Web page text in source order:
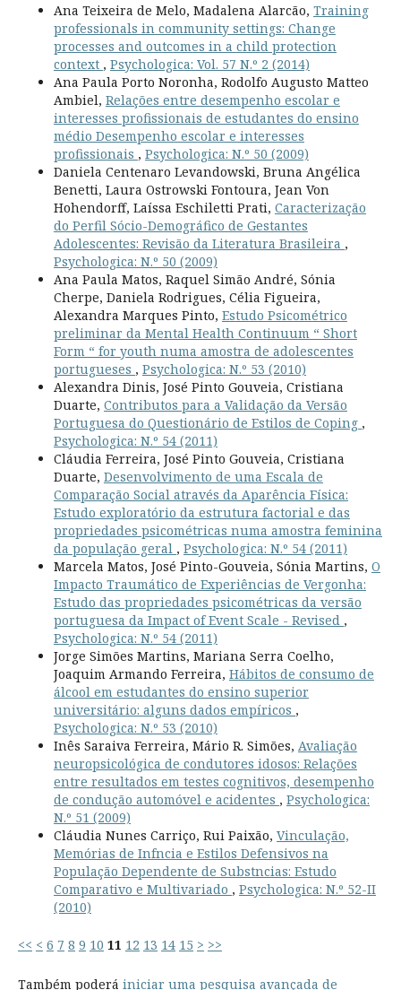
Ana Teixeira de Melo, Madalena Alarcão, Training
professionals in community settings: Change
processes and outcomes in a child protection
context , Psychologica: Vol. 57 N.º 2 (2014)
Ana Paula Porto Noronha, Rodolfo Augusto Matteo
Ambiel, Relações entre desempenho escolar e
interesses profissionais de estudantes do ensino
médio Desempenho escolar e interesses
profissionais , Psychologica: N.º 50 (2009)
Daniela Centenaro Levandowski, Bruna Angélica
Benetti, Laura Ostrowski Fontoura, Jean Von
Hohendorff, Laíssa Eschiletti Prati, Caracterização
do Perfil Sócio-Demográfico de Gestantes
Adolescentes: Revisão da Literatura Brasileira ,
Psychologica: N.º 50 (2009)
Ana Paula Matos, Raquel Simão André, Sónia
Cherpe, Daniela Rodrigues, Célia Figueira,
Alexandra Marques Pinto, Estudo Psicométrico
preliminar da Mental Health Continuum “ Short
Form “ for youth numa amostra de adolescentes
portugueses , Psychologica: N.º 53 (2010)
Alexandra Dinis, José Pinto Gouveia, Cristiana
Duarte, Contributos para a Validação da Versão
Portuguesa do Questionário de Estilos de Coping ,
Psychologica: N.º 54 (2011)
Cláudia Ferreira, José Pinto Gouveia, Cristiana
Duarte, Desenvolvimento de uma Escala de
Comparação Social através da Aparência Física:
Estudo exploratório da estrutura factorial e das
propriedades psicométricas numa amostra feminina
da população geral , Psychologica: N.º 54 (2011)
Marcela Matos, José Pinto-Gouveia, Sónia Martins, O
Impacto Traumático de Experiências de Vergonha:
Estudo das propriedades psicométricas da versão
portuguesa da Impact of Event Scale - Revised ,
Psychologica: N.º 54 (2011)
Jorge Simões Martins, Mariana Serra Coelho,
Joaquim Armando Ferreira, Hábitos de consumo de
álcool em estudantes do ensino superior
universitário: alguns dados empíricos ,
Psychologica: N.º 53 (2010)
Inês Saraiva Ferreira, Mário R. Simões, Avaliação
neuropsicológica de condutores idosos: Relações
entre resultados em testes cognitivos, desempenho
de condução automóvel e acidentes , Psychologica:
N.º 51 (2009)
Cláudia Nunes Carriço, Rui Paixão, Vinculação,
Memórias de Infncia e Estilos Defensivos na
População Dependente de Substncias: Estudo
Comparativo e Multivariado , Psychologica: N.º 52-II
(2010)
<< < 6 7 8 9 10 11 12 13 14 15 > >>
Também poderá iniciar uma pesquisa avançada de